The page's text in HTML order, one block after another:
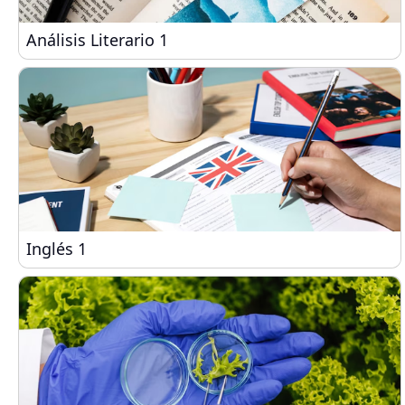
Análisis Literario 1
Análisis Literario 1
Inglés 1
Inglés 1